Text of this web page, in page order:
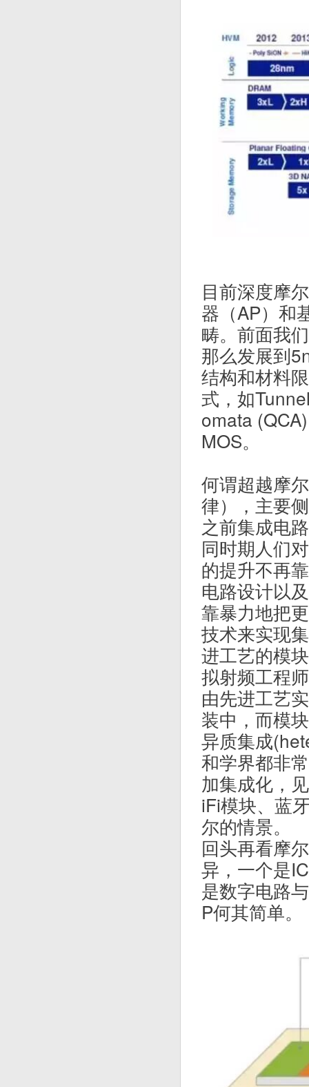
目前深度摩
器（AP）和
畴。前面我
那么发展到
结构和材料
式，如
omata
MOS。
何谓超越摩
律），主要
之前集成电
同时期人们
的提升不再
电路设计以
靠暴力地把
技术来实现
进工艺的模
拟射频工程
由先进工艺
装中，而模
异质集成
和学界都非
加集成化，
iFi模块、蓝
尔的情景。
回头再看摩
异，一个是
是数字电路
P何其简单。